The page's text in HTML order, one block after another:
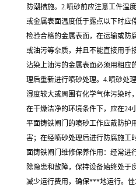
防潮措施。2.喷砂前应注意工件温
或金属表面温度低于露点以下时应
检验合格的金属表面，在运输或防
或油污等杂质，并且不能直接用手
沾染上油污的金属表面必须用相应
理后重新进行喷砂处理。4.喷砂处
湿度较大或周围有化学气体污染时
在干燥洁净的环境条件下，应在24
平面铸铁闸门的喷砂工作应戴防
害；在经喷砂处理后进行防腐施工
面铸铁闸门维修保养作用：经常进
除隐患和故障，保持设备始终处于
减少运行费用，确保***地运行。佳